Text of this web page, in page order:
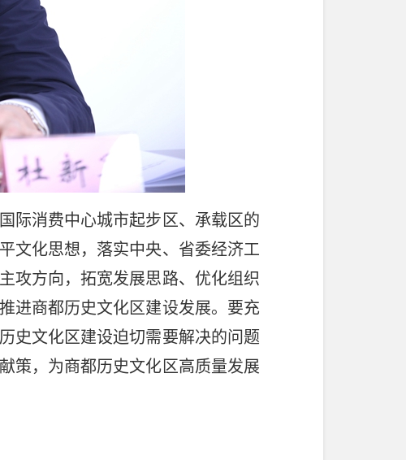
消费中心城市起步区、承载区的
文化思想，落实中央、省委经济工
攻方向，拓宽发展思路、优化组织
进商都历史文化区建设发展。要充
史文化区建设迫切需要解决的问题
策，为商都历史文化区高质量发展